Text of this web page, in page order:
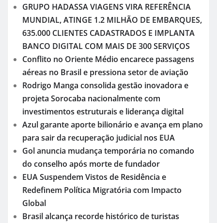
GRUPO HADASSA VIAGENS VIRA REFERÊNCIA
MUNDIAL, ATINGE 1.2 MILHÃO DE EMBARQUES,
635.000 CLIENTES CADASTRADOS E IMPLANTA
BANCO DIGITAL COM MAIS DE 300 SERVIÇOS
Conflito no Oriente Médio encarece passagens
aéreas no Brasil e pressiona setor de aviação
Rodrigo Manga consolida gestão inovadora e
projeta Sorocaba nacionalmente com
investimentos estruturais e liderança digital
Azul garante aporte bilionário e avança em plano
para sair da recuperação judicial nos EUA
Gol anuncia mudança temporária no comando
do conselho após morte de fundador
EUA Suspendem Vistos de Residência e
Redefinem Política Migratória com Impacto
Global
Brasil alcança recorde histórico de turistas